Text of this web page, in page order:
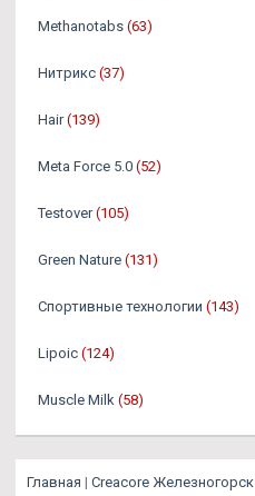
Methanotabs (63)
Нитрикс (37)
Hair (139)
Meta Force 5.0 (52)
Testover (105)
Green Nature (131)
Спортивные технологии (143)
Lipoic (124)
Muscle Milk (58)
Главная | Creacore Железногорск